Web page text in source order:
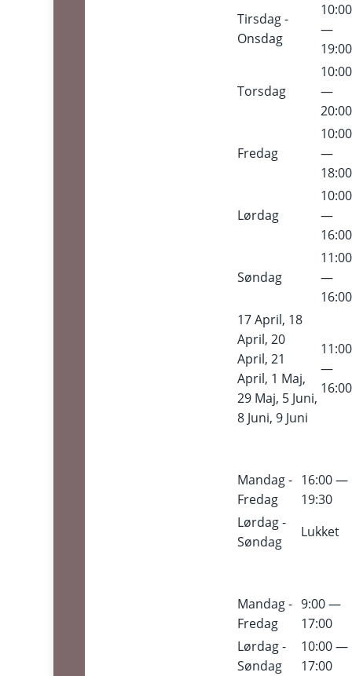
Tirsdag -
Onsdag
10:00
—
19:00
Torsdag
10:00
—
20:00
Fredag
10:00
—
18:00
Lørdag
10:00
—
16:00
Søndag
11:00
—
16:00
17 April, 18
April, 20
April, 21
April, 1 Maj,
29 Maj, 5 Juni,
8 Juni, 9 Juni
11:00
—
16:00
Mandag -
Fredag
16:00 —
19:30
Lørdag -
Søndag
Lukket
Mandag -
Fredag
9:00 —
17:00
Lørdag -
Søndag
10:00 —
17:00